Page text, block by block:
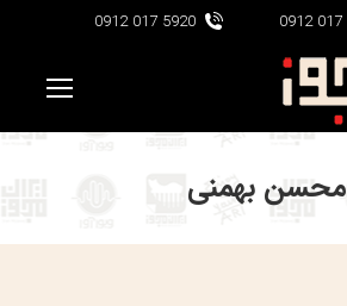
5920 017 0912
محسن بهمنی